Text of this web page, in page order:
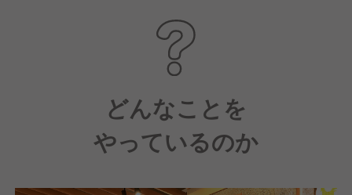
どんなことを
やっているのか